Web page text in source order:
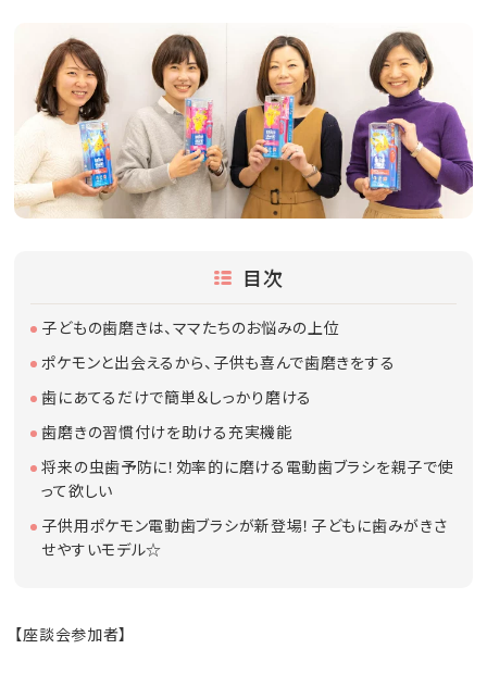
目次
子どもの歯磨きは、ママたちのお悩みの上位
ポケモンと出会えるから、子供も喜んで歯磨きをする
歯にあてるだけで簡単＆しっかり磨ける
歯磨きの習慣付けを助ける充実機能
将来の虫歯予防に！効率的に磨ける電動歯ブラシを親子で使
って欲しい
子供用ポケモン電動歯ブラシが新登場！子どもに歯みがきさ
せやすいモデル☆
【座談会参加者】